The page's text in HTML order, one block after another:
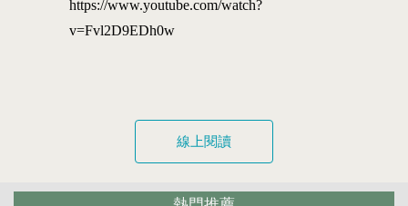
https://www.youtube.com/watch?
v=Fvl2D9EDh0w
線上閱讀